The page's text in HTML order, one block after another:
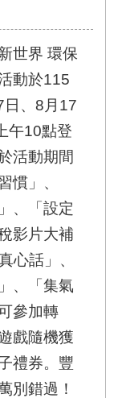
世界 環保
動於115
、8月17
午10點登
活動期間
慣」、
、「設定
影片大補
心話」、
、「集氣
參加轉
戲隨機獲
禮券。豐
別錯過！